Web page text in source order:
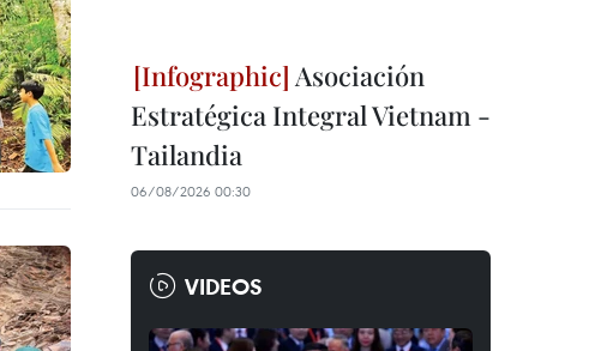
Asociación
Estratégica Integral Vietnam -
Tailandia
06/08/2026 00:30
VIDEOS